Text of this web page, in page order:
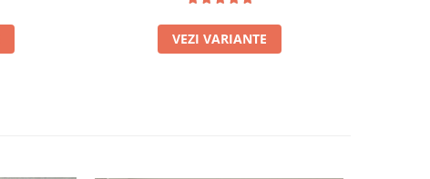
VEZI VARIANTE